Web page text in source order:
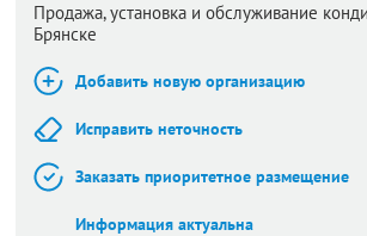
Продажа, установка и обслуживание
Брянске
Добавить новую организацию
Исправить неточность
Заказать приоритетное размещение
Информация актуальна